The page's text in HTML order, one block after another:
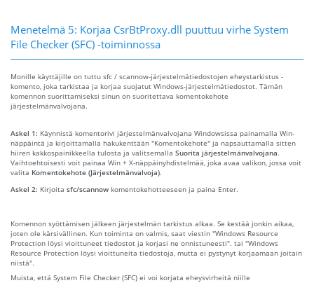
Menetelmä 5: Korjaa CsrBtProxy.dll puuttuu virhe System
File Checker (SFC) -toiminnossa
Monille käyttäjille on tuttu sfc / scannow-järjestelmätiedostojen eheystarkistus -
komento, joka tarkistaa ja korjaa suojatut Windows-järjestelmätiedostot. Tämän
komennon suorittamiseksi sinun on suoritettava komentokehote
järjestelmänvalvojana.
Askel 1: Käynnistä komentorivi järjestelmänvalvojana Windowsissa painamalla Win-
näppäintä ja kirjoittamalla hakukenttään "Komentokehote" ja napsauttamalla sitten
hiiren kakkospainikkeella tulosta ja valitsemalla Suorita järjestelmänvalvojana.
Vaihtoehtoisesti voit painaa Win + X-näppäinyhdistelmää, joka avaa valikon, jossa voit
valita Komentokehote (Järjestelmänvalvoja).
Askel 2: Kirjoita sfc/scannow komentokehotteeseen ja paina Enter.
Komennon syöttämisen jälkeen järjestelmän tarkistus alkaa. Se kestää jonkin aikaa,
joten ole kärsivällinen. Kun toiminta on valmis, saat viestin "Windows Resource
Protection löysi vioittuneet tiedostot ja korjasi ne onnistuneesti". tai "Windows
Resource Protection löysi vioittuneita tiedostoja, mutta ei pystynyt korjaamaan joitain
niistä".
Muista, että System File Checker (SFC) ei voi korjata eheysvirheitä niille